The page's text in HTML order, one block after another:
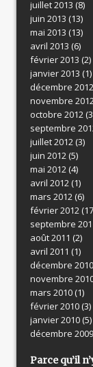
juillet 2013 (8)
juin 2013 (13)
mai 2013 (13)
avril 2013 (6)
février 2013 (2)
janvier 2013 (1)
décembre 2012
novembre
octobre 2012
septembre
juillet 2012(3)
juin 2012(5)
mai 2012(4)
avril 2012(1)
mars 2012(6)
février 2012
septembre
août 2011 (2)
avril 2011 (1)
décembre 2010
novembre
mars 2010(1)
février 2010(3)
janvier 2010(5)
décembre 2009
Parce qu’il